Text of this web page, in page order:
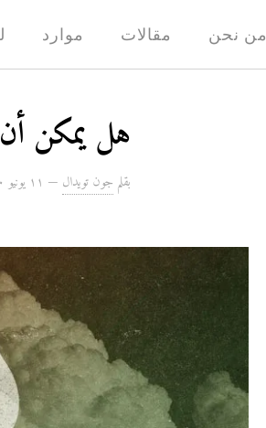
من نحن مقالات موارد
هل يمكن
بقلم جون تويدال — ۱۱ يونيو ۲۰۲۰